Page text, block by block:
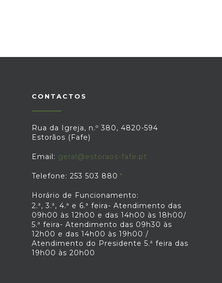
CONTACTOS
Rua da Igreja, n.º 380, 4820-594
Estorãos (Fafe)
Email: geral@estoraos-fafe.pt
Telefone: 253 503 880
Horário de Funcionamento:
2.ª, 3.ª, 4.ª e 6.ª feira- Atendimento das
09h00 às 12h00 e das 14h00 às 18h00/
5.ª feira- Atendimento das 09h30 às
12h00 e das 14h00 às 19h00 /
Atendimento do Presidente 5.ª feira das
19h00 às 20h00